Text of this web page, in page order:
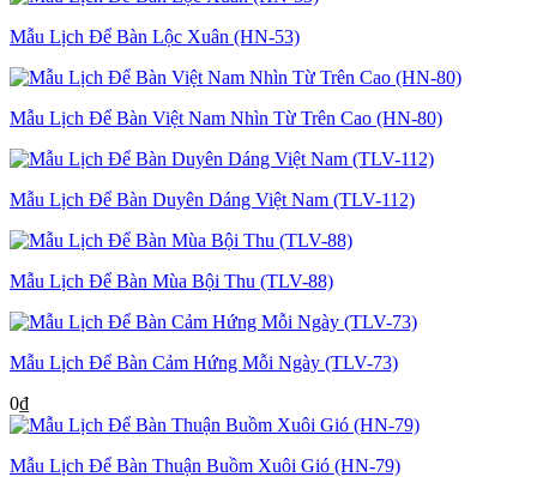
Mẫu Lịch Để Bàn Lộc Xuân (HN-53)
Mẫu Lịch Để Bàn Việt Nam Nhìn Từ Trên Cao (HN-80)
Mẫu Lịch Để Bàn Duyên Dáng Việt Nam (TLV-112)
Mẫu Lịch Để Bàn Mùa Bội Thu (TLV-88)
Mẫu Lịch Để Bàn Cảm Hứng Mỗi Ngày (TLV-73)
0₫
Mẫu Lịch Để Bàn Thuận Buồm Xuôi Gió (HN-79)